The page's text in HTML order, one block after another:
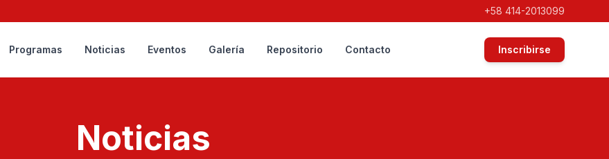
+58 414-2013099
Programas Noticias Eventos Galería Repositorio Contacto Inscribirse
Noticias